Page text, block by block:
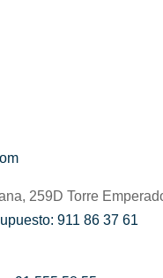
259D Torre
911 86 37 61